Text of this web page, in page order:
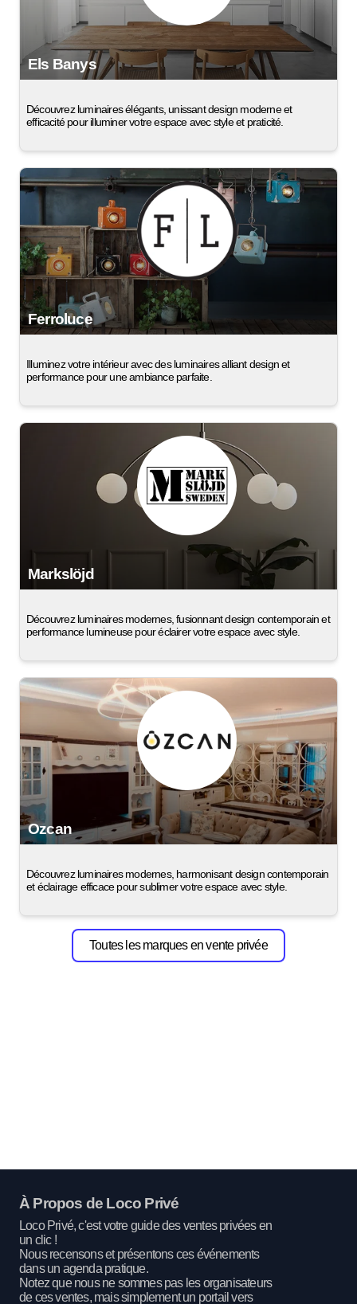
Els Banys
Découvrez luminaires élégants, unissant design moderne et
efficacité pour illuminer votre espace avec style et praticité.
Ferroluce
Illuminez votre intérieur avec des luminaires alliant design et
performance pour une ambiance parfaite.
Markslöjd
Découvrez luminaires modernes, fusionnant design contemporain et
performance lumineuse pour éclairer votre espace avec style.
Ozcan
Découvrez luminaires modernes, harmonisant design contemporain
et éclairage efficace pour sublimer votre espace avec style.
Toutes les marques en vente privée
À Propos de Loco Privé
Loco Privé, c'est votre guide des ventes privées en
un clic !
Nous recensons et présentons ces événements
dans un agenda pratique.
Notez que nous ne sommes pas les organisateurs
de ces ventes, mais simplement un portail vers